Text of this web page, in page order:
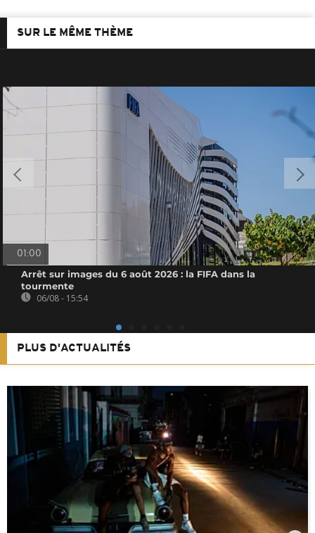
SUR LE MÊME THÈME
01:00
Arrêt sur images du 6 août 2026 : la FIFA dans la
tourmente
06/08 - 15:54
PLUS D'ACTUALITÉS